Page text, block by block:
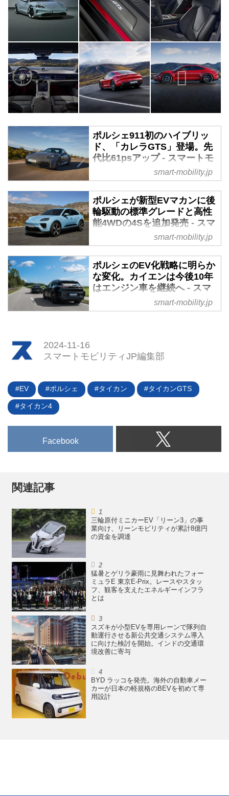
ポルシェ911初のハイブリッ
ド、「カレラGTS」登場。先
代比61psアップ - スマートモ
ンは新型「911カレラGTS」の予
約受注を開始した。「カレラ
GTS」には911シリーズで初とな
るハイブリッドパワートレーンが
設定された。また、同時に3.0Lエ
ンジン搭載の「911カレラ」も予
約受付開始となる。
smart-mobility.jp
ポルシェが新型EVマカンに後
輪駆動の標準グレードと高性
能4WDの4Sを追加発売 - スマ
ートモビリティJP
ンはすでに発表済みのコンパクト
SUVマカンに、「マカン」と「マ
カン4S」という新グレードふた
つを追加して受注予約を開始した
と発表。これによりEVの新型マ
smart-mobility.jp
ポルシェのEV化戦略に明らか
な変化。カイエンは今後10年
はエンジン車を継続へ - スマ
ートモビリティJP
ンの開発進捗を明らかにするとと
もに、V8ツインターボエンジン
（E-ハイブリッド）搭載車を
2030年以降もEVと並行して販売
smart-mobility.jp
2024-11-16
スマートモビリティJP編集部
EV ポルシェ タイカン タイカンGTS
タイカン4
Facebook
関連記事
三輪原付ミニカーEV「リーン3」の事
業向け、リーンモビリティが累計8億円
の資金を調達
猛暑とゲリラ豪雨に見舞われたフォー
ミュラE 東京E-Prix。レースやスタッ
フ、観客を支えたエネルギーインフラ
とは
スズキが小型EVを専用レーンで隊列自
動運行させる新公共交通システム導入
に向けた検討を開始。インドの交通環
境改善に寄与
BYD ラッコを発売。海外の自動車メー
カーが日本の軽規格のBEVを初めて専
用設計